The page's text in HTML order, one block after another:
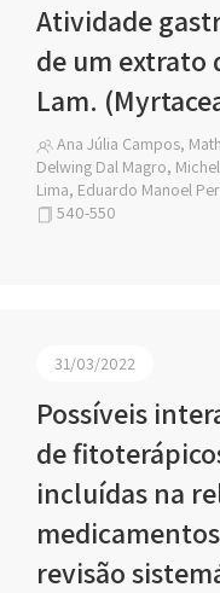
Atividade
de um extrato
Lam.
Ana Júlia Campos,
Delwing Dal Magro,
Lima, Eduardo Manoel
540-550
31/03/2022
Possíveis
de
incluídas na
revisão